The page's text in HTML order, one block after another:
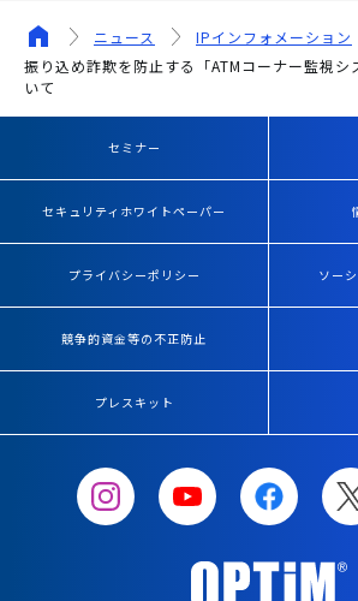
ニュース
IPインフォメーション
振り込め詐欺を防止する「ATMコーナー監視シ
いて
セミナー
セキュリティホワイトペーパー
プライバシーポリシー ソー
競争的資金等の不正防止
プレスキット